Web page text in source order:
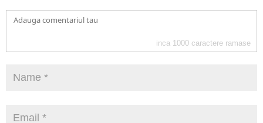
inca 1000 caractere ramase